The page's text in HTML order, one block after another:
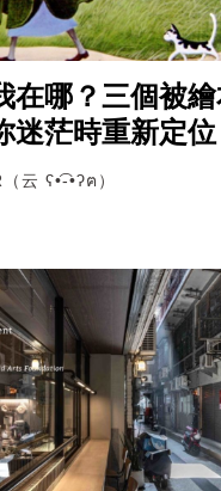
在哪？三個被
迷茫時重新定位
云 ʕ•͡-•ʔฅ）